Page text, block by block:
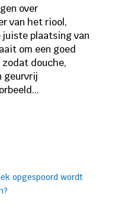
over
van het riool,
plaatsing van
om een goed
douche,
geurvrij